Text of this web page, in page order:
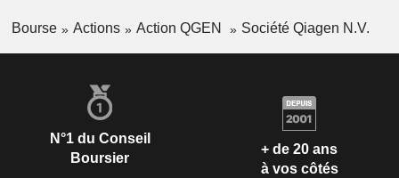
Bourse Actions Action QGEN Société Qiagen N.V.
N°1 du Conseil
Boursier
+ de 20 ans
à vos côtés